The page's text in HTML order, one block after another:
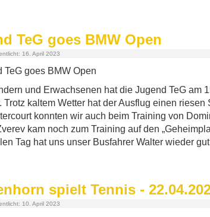
TeG goes BMW Open
16. April 2023
und Erwachsenen hat die Jugend TeG am
Trotz kaltem Wetter hat der Ausflug einen
konnten wir auch beim Training von
kam noch zum Training auf den
Tag hat uns unser Busfahrer Walter wieder
spielt Tennis -
10. April 2023